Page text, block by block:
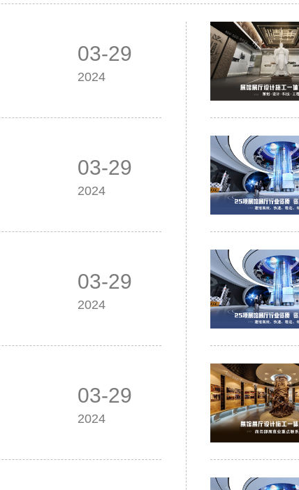
览
2024-03-23
发布时间：
委书记、主任
日，西安市国
03-29
2024
03-29
2024
03-29
2024
03-29
2024